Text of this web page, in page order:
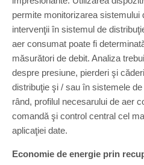
permite monitorizarea sistemului
intervenţii în sistemul de
aer consumat poate fi
măsurători de debit. Analiza
despre presiune, pierderi şi
distribuţie şi / sau în sistemele
rând, profilul necesarului de aer
comandă şi control central cel
aplicaţiei date.
Economie de energie prin